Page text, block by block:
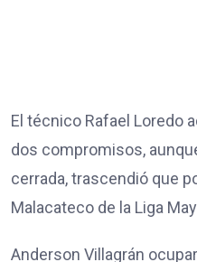
El técnico Rafael Loredo
dos compromisos,
cerrada, trascendió que
Malacateco de la Liga
Anderson Villagrán